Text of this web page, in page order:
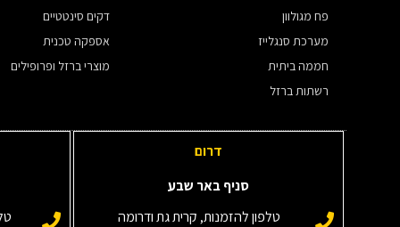
פח מגולוון
מערכת סנגלייז
חממה ביתית
רשתות ברזל
דקים סינטטיים
אספקה טכנית
מוצרי ברזל ופרופילים
דרום
סניף באר שבע
טלפון להזמנות, קרית גת ודרומה